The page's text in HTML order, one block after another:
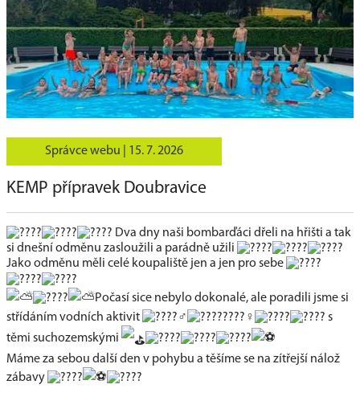
Správce webu | 15. 7. 2026
KEMP přípravek Doubravice
Dva dny naši bombarďáci dřeli na hřišti a tak
si dnešní odměnu zasloužili a parádně užili
Jako odměnu měli celé koupaliště jen a jen pro sebe
Počasí sice nebylo dokonalé, ale poradili jsme si
střídáním vodních aktivit
s
těmi suchozemskými
Máme za sebou další den v pohybu a těšíme se na zítřejší nálož
zábavy